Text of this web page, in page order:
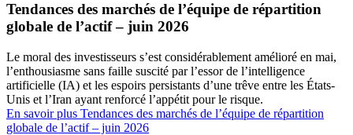
Tendances des marchés de l’équipe de répartition
globale de l’actif – juin 2026
Le moral des investisseurs s’est considérablement amélioré en mai,
l’enthousiasme sans faille suscité par l’essor de l’intelligence
artificielle (IA) et les espoirs persistants d’une trêve entre les États-
Unis et l’Iran ayant renforcé l’appétit pour le risque.
En savoir plus Tendances des marchés de l’équipe de répartition
globale de l’actif – juin 2026